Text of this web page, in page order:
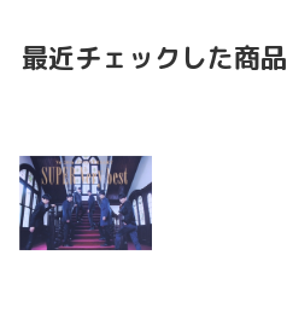
最近チェックした商品